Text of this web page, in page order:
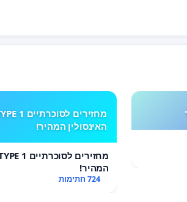
האינסולין המהיר!
המהיר!
724 חתימות